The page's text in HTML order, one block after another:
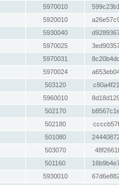
5970010
5920010
5930040
5970025
5970031
5970024
503120
5960010
502170
502180
501080
503070
501160
5930010